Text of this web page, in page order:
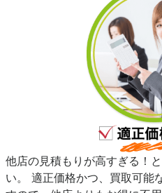
他店の見積もりが高すぎる！
い。 適正価格かつ、買取可能